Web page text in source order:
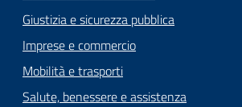
Seguici
su
Giustizia e sicurezza pubblica
Imprese e commercio
Mobilità e trasporti
Salute, benessere e assistenza